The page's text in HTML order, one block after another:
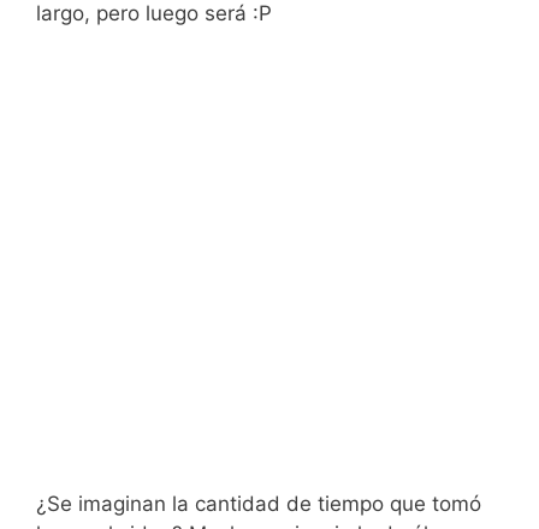
largo, pero luego será :P
¿Se imaginan la cantidad de tiempo que tomó